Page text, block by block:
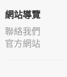
網站導覽
聯絡我們
官方網站